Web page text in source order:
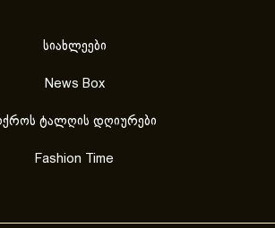
სიახლეები
News Box
ტალღის დღიურები
Fashion Time